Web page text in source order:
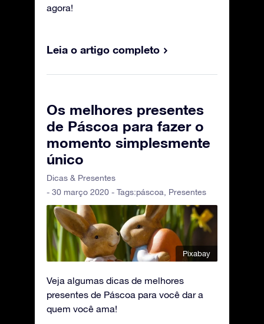
agora!
Leia o artigo completo
Os melhores presentes
de Páscoa para fazer o
momento simplesmente
único
Dicas & Presentes
- 30 março 2020 - Tags:páscoa Presentes
Pixabay
Veja algumas dicas de melhores
presentes de Páscoa para você dar a
quem você ama!